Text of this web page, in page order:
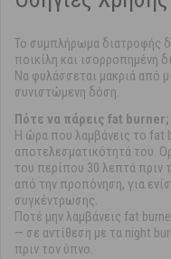
Το συμπλήρωμα διατροφής
ποικίλη και ισορροπημένη
Να φυλάσσεται μακριά από
συνιστώμενη δόση.
Πότε να πάρεις fat burner;
Η ώρα που λαμβάνεις το fat
αποτελεσματικότητά του.
του περίπου 30 λεπτά πριν
από την προπόνηση, για
συγκέντρωσης.
Ποτέ μην λαμβάνεις fat
— σε αντίθεση με τα night
πριν τον ύπνο.